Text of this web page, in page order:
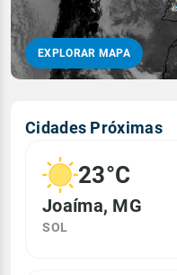
EXPLORAR MAPA
Cidades Próximas
23°C
Joaíma, MG
SOL